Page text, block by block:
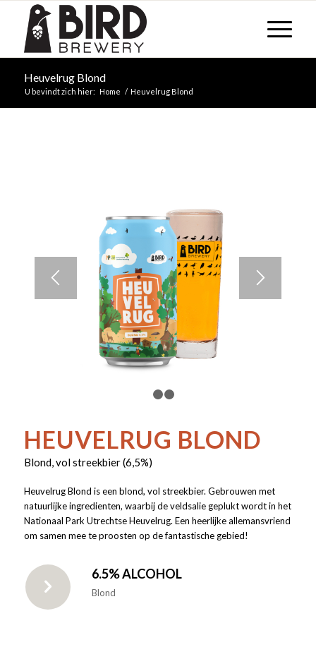
Heuvelrug Blond
U bevindt zich hier: Home / Heuvelrug Blond
HEUVELRUG BLOND
Blond, vol streekbier (6,5%)
Heuvelrug Blond is een blond, vol streekbier. Gebrouwen met
natuurlijke ingredienten, waarbij de veldsalie geplukt wordt in het
Nationaal Park Utrechtse Heuvelrug. Een heerlijke allemansvriend
om samen mee te proosten op de fantastische gebied!
6.5% ALCOHOL
Blond